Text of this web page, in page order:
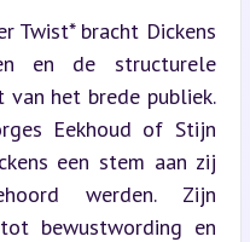
Twist* bracht Dickens
en de structurele
van het brede publiek.
Eekhoud of Stijn
een stem aan zij
werden. Zijn
bewustwording en